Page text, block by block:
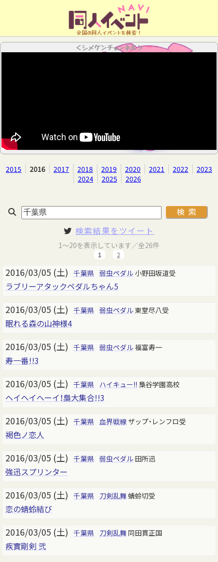
全国の同人イベントを検索！
＜シメケンチャンネル＞
2015 2016 2017 2018 2019 2020 2021 2022
2023
2024
2025 2026
検索結果をツイート
1～20を表示しています／全26件
1 2
2016/03/05 (土) 千葉県 弱虫ペダル 小野田坂道受
ラブリーアタックペダルちゃん5
2016/03/05 (土) 千葉県 弱虫ペダル東堂尽八受
眠れる森の山神様4
2016/03/05 (土) 千葉県 弱虫ペダル福富寿一
寿一番!!3
2016/03/05 (土) 千葉県 ハイキュー!! 梟谷学園高校
ヘイヘイヘーイ！梟大集合!!3
2016/03/05 (土) 千葉県 血界戦線 ザップ・レンフロ受
褐色ノ恋人
2016/03/05 (土) 千葉県 弱虫ペダル 田所迅
強迅スプリンター
2016/03/05 (土) 千葉県 刀剣乱舞蜻蛉切受
恋の蜻蛉結び
2016/03/05 (土) 千葉県 刀剣乱舞 同田貫正国
疾實剛剣 弐